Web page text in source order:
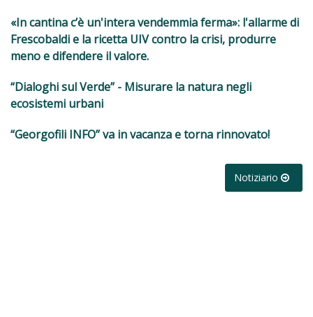
«In cantina c’è un'intera vendemmia ferma»: l'allarme di
Frescobaldi e la ricetta UIV contro la crisi, produrre
meno e difendere il valore.
“Dialoghi sul Verde” - Misurare la natura negli
ecosistemi urbani
“Georgofili INFO” va in vacanza e torna rinnovato!
Notiziario